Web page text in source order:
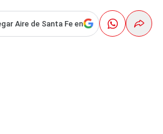
Aire de Santa Fe en